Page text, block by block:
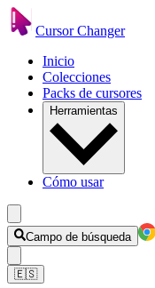
Cursor Changer
Inicio
Colecciones
Packs de cursores
Herramientas
Cómo usar
Campo de búsqueda
🇪🇸